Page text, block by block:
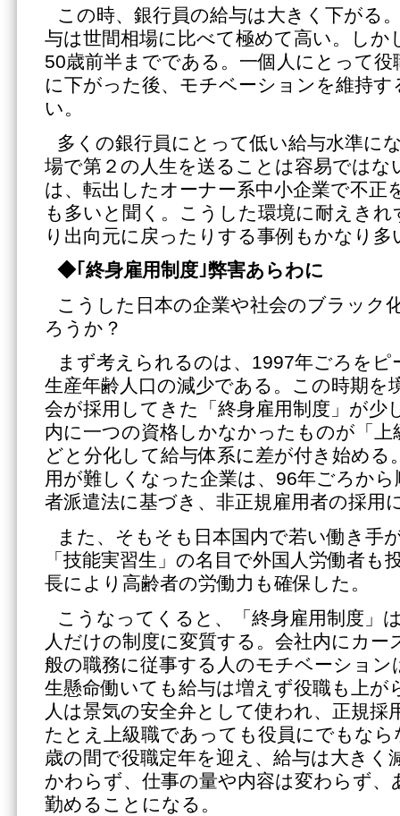
この時、銀行員の給与は大きく下がる
与は世間相場に比べて極めて高い。しか
50歳前半までである。一個人にとって役
に下がった後、モチベーションを維持
い。
多くの銀行員にとって低い給与水準に
場で第２の人生を送ることは容易ではな
は、転出したオーナー系中小企業で不正
も多いと聞く。こうした環境に耐えき
り出向元に戻ったりする事例もかなり
◆｢終身雇用制度｣弊害あらわに
こうした日本の企業や社会のブラック
ろうか？
まず考えられるのは、1997年ごろをピ
生産年齢人口の減少である。この時期を
会が採用してきた「終身雇用制度」が少
内に一つの資格しかなかったものが「上
どと分化して給与体系に差が付き始める
用が難しくなった企業は、96年ごろか
者派遣法に基づき、非正規雇用者の採用
また、そもそも日本国内で若い働き手
「技能実習生」の名目で外国人労働者も
長により高齢者の労働力も確保した。
こうなってくると、「終身雇用制度」
人だけの制度に変質する。会社内にカー
般の職務に従事する人のモチベーション
生懸命働いても給与は増えず役職も上が
人は景気の安全弁として使われ、正規採
たとえ上級職であっても役員にでもな
歳の間で役職定年を迎え、給与は大きく
かわらず、仕事の量や内容は変わらず、
勤めることになる。